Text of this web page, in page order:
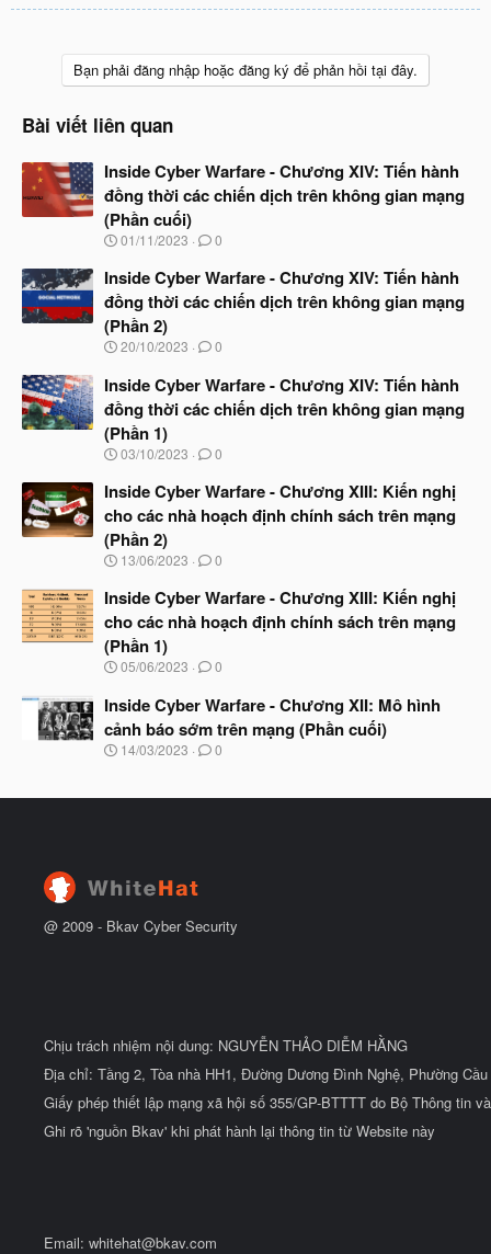
Bạn phải đăng nhập hoặc đăng ký để phản hồi tại đây.
Bài viết liên quan
Inside Cyber Warfare - Chương XIV: Tiến hành
đồng thời các chiến dịch trên không gian mạng
(Phần cuối)
N
à
b
ắ
t
ầ
u
01/11/2023 0
Inside Cyber Warfare - Chương XIV: Tiến hành
đồng thời các chiến dịch trên không gian mạng
(Phần 2)
N
à
y
b
ắ
t
ầ
u
20/10/2023 0
Inside Cyber Warfare - Chương XIV: Tiến hành
đồng thời các chiến dịch trên không gian mạng
(Phần 1)
N
à
b
ắ
t
ầ
u
03/10/2023 0
Inside Cyber Warfare - Chương XIII: Kiến nghị
cho các nhà hoạch định chính sách trên mạng
(Phần 2)
N
à
b
ắ
t
ầ
u
13/06/2023 0
Inside Cyber Warfare - Chương XIII: Kiến nghị
cho các nhà hoạch định chính sách trên mạng
(Phần 1)
N
à
y
b
ắ
05/06/2023 0
Inside Cyber Warfare - Chương XII: Mô hình
cảnh báo sớm trên mạng (Phần cuối)
N
y
ầ
14/03/2023 0
@ 2009 - Bkav Cyber Security
Chịu trách nhiệm nội dung: NGUYỄN THẢO DIỄM HẰNG
Địa chỉ: Tầng 2, Tòa nhà HH1, Đường Dương Đình Nghệ, Phường
Giấy phép thiết lập mạng xã hội số 355/GP-BTTTT do Bộ Thông tin
Ghi rõ 'nguồn Bkav' khi phát hành lại thông tin từ Website này
Email: whitehat@bkav.com